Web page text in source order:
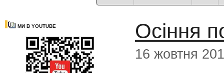
МИ В YOUTUBE Осіння
16 жовтня